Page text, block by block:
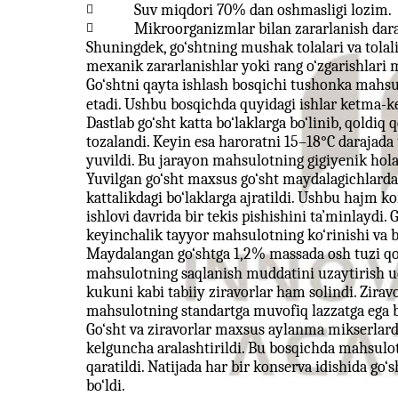
 Suv miqdori 70% dan oshmasligi lozim.

Mikroorganizmlar bilan zararlanish
Shuningdek, go‘shtning mushak tolalari va
mexanik zararlanishlar yoki rang o‘zgarishlari
Go‘shtni qayta ishlash bosqichi tushonka
etadi. Ushbu bosqichda quyidagi ishlar
Dastlab go‘sht katta bo‘laklarga bo‘linib,
tozalandi. Keyin esa haroratni 15–18°C
yuvildi. Bu jarayon mahsulotning gigiyenik
Yuvilgan go‘sht maxsus go‘sht
kattalikdagi bo‘laklarga ajratildi. Ushbu hajm
ishlovi davrida bir tekis pishishini ta’minlaydi.
keyinchalik tayyor mahsulotning ko‘rinishi
Maydalangan go‘shtga 1,2% massada osh tuzi
mahsulotning saqlanish muddatini uzaytirish
kukuni kabi tabiiy ziravorlar ham solindi.
mahsulotning standartga muvofiq lazzatga ega
Go‘sht va ziravorlar maxsus aylanma
kelguncha aralashtirildi. Bu bosqichda
qaratildi. Natijada har bir konserva idishida
bo‘ldi.